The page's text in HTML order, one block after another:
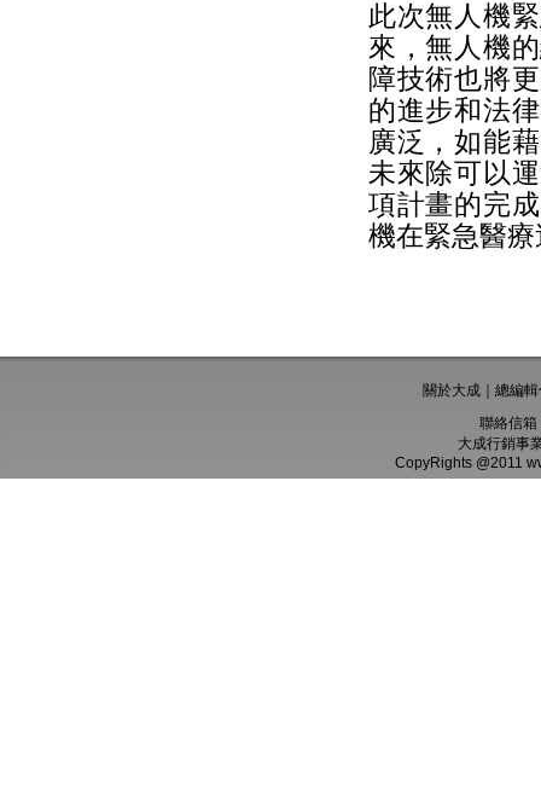
此次無人機
來，無人機
障技術也將
的進步和法
廣泛，如能
未來除可以
項計畫的完
機在緊急醫